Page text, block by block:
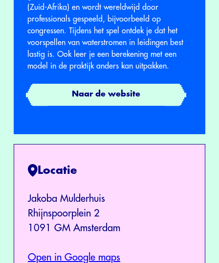
(Zuid-Afrika) en wordt wereldwijd door
professionals gespeeld, bijvoorbeeld op
congressen. Tijdens het spel ontdek je dat het
voorspellen van waterstromen in leidingen best
lastig is. Ook leer je een berekening met een
model in de praktijk anders kan uitpakken.
Naar de website
Locatie
Jakoba Mulderhuis
Rhijnspoorplein 2
1091 GM Amsterdam
Open in Google maps